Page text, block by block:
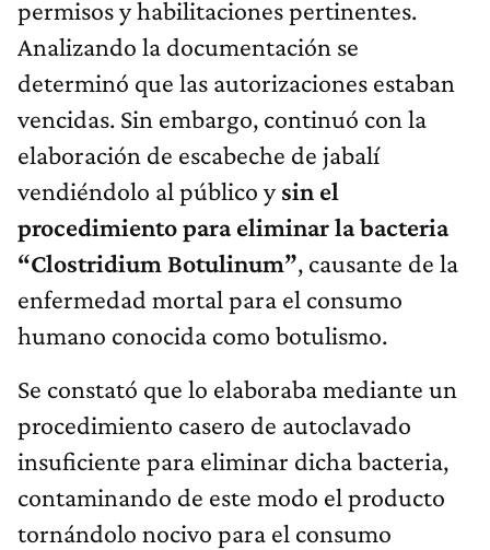
permisos y habilitaciones pertinentes.
Analizando la documentación se
determinó que las autorizaciones estaban
vencidas. Sin embargo, continuó con la
elaboración de escabeche de jabalí
vendiéndolo al público ysin el
procedimiento para eliminar la bacteria
“Clostridium Botulinum”, causante de la
enfermedad mortal para el consumo
humano conocida como botulismo.
Se constató que lo elaboraba mediante un
procedimiento casero de autoclavado
insuficiente para eliminar dicha bacteria,
contaminando de este modo el producto
tornándolo nocivo para el consumo